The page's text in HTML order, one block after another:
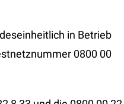
in Betrieb
0800 00